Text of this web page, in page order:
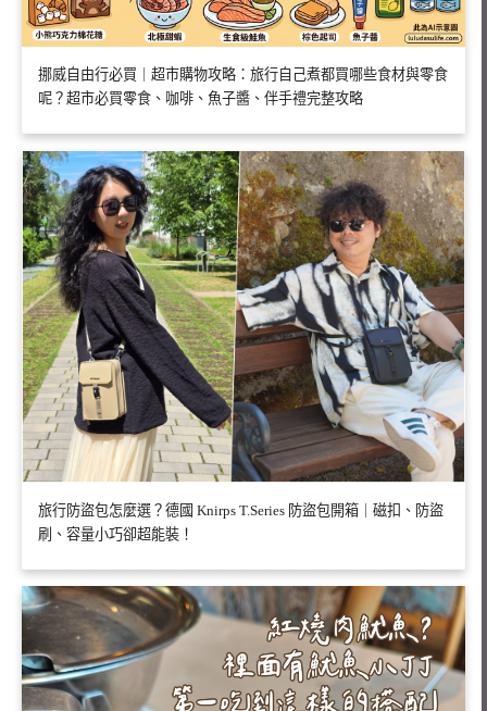
挪威自由行必買｜超市購物攻略：旅行自己煮都買哪些食材與零食
呢？超市必買零食、咖啡、魚子醬、伴手禮完整攻略
旅行防盜包怎麼選？德國 Knirps T.Series 防盜包開箱｜磁扣、防盜
刷、容量小巧卻超能裝！